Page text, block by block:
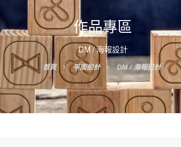
作品專區
DM / 海報設計
首頁 平面設計 DM / 海報設計